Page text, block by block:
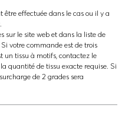
effectuée dans le cas ou il y a
sur le site web et dans la liste de
votre commande est de trois
un tissu à motifs, contactez le
quantité de tissu exacte requise. Si
de 2 grades sera